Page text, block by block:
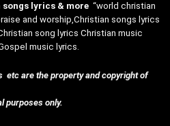
songs lyrics & more “world christian
and worship,Christian songs lyrics
song lyrics Christian music
music lyrics.
etc are the property and copyright of
purposes only.